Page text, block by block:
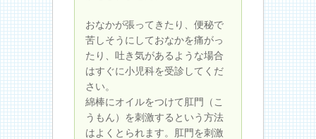
おなかが張ってきたり、便秘で
苦しそうにしておなかを痛がっ
たり、吐き気があるような場合
はすぐに小児科を受診してくだ
さい。
綿棒にオイルをつけて肛門（こ
うもん）を刺激するという方法
はよくとられます。肛門を刺激